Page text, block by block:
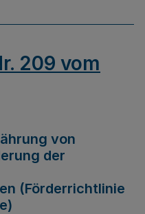
209 vom
von
der
(Förderrichtlinie